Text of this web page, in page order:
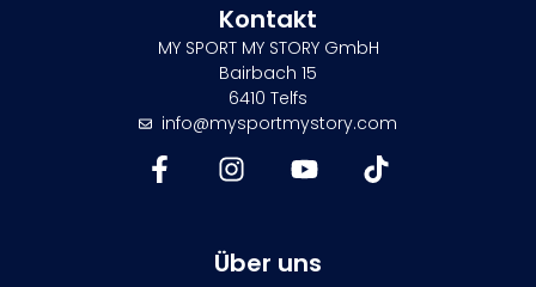
Kontakt
MY SPORT MY STORY GmbH
Bairbach 15
6410 Telfs
info@mysportmystory.com
Über uns